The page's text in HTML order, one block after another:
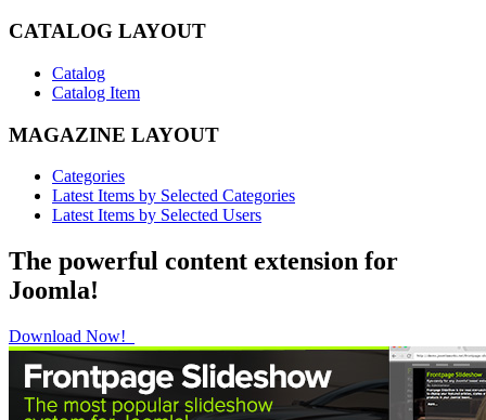
CATALOG LAYOUT
Catalog
Catalog Item
MAGAZINE LAYOUT
Categories
Latest Items by Selected Categories
Latest Items by Selected Users
The powerful content extension for
Joomla!
Download Now!